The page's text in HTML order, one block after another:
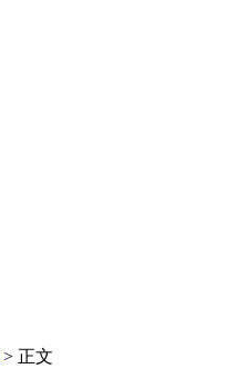
> 正文